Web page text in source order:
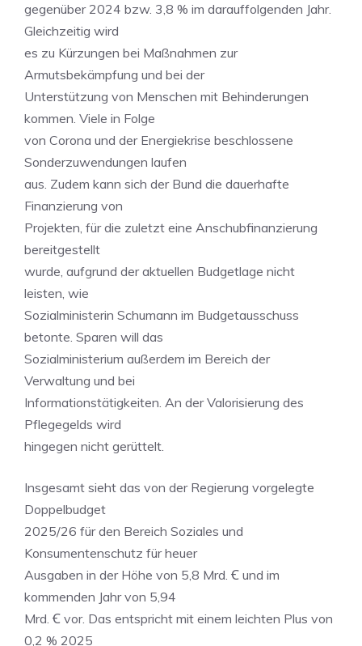
gegenüber 2024 bzw. 3,8 % im darauffolgenden Jahr.
Gleichzeitig wird
es zu Kürzungen bei Maßnahmen zur
Armutsbekämpfung und bei der
Unterstützung von Menschen mit Behinderungen
kommen. Viele in Folge
von Corona und der Energiekrise beschlossene
Sonderzuwendungen laufen
aus. Zudem kann sich der Bund die dauerhafte
Finanzierung von
Projekten, für die zuletzt eine Anschubfinanzierung
bereitgestellt
wurde, aufgrund der aktuellen Budgetlage nicht
leisten, wie
Sozialministerin Schumann im Budgetausschuss
betonte. Sparen will das
Sozialministerium außerdem im Bereich der
Verwaltung und bei
Informationstätigkeiten. An der Valorisierung des
Pflegegelds wird
hingegen nicht gerüttelt.
Insgesamt sieht das von der Regierung vorgelegte
Doppelbudget
2025/26 für den Bereich Soziales und
Konsumentenschutz für heuer
Ausgaben in der Höhe von 5,8 Mrd. Ꞓ und im
kommenden Jahr von 5,94
Mrd. Ꞓ vor. Das entspricht mit einem leichten Plus von
0,2 % 2025